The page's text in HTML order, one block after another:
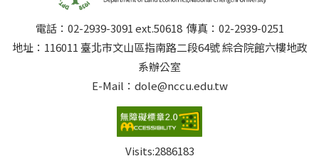
電話：02-2939-3091 ext.50618 傳真：02-2939-0251
地址：116011 臺北市文山區指南路二段64號 綜合院館六樓地政
系辦公室
E-Mail：dole@nccu.edu.tw
Visits:2886183